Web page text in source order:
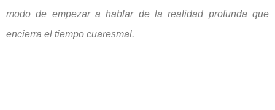
modo de empezar a hablar de la realidad profunda que
encierra el tiempo cuaresmal.